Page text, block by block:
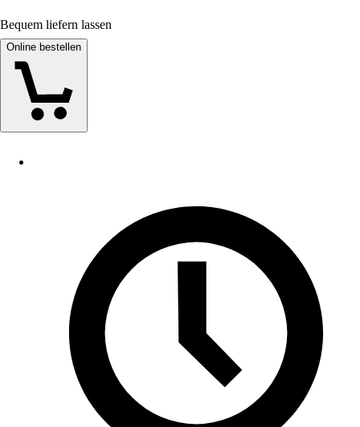
Bequem liefern lassen
Online bestellen